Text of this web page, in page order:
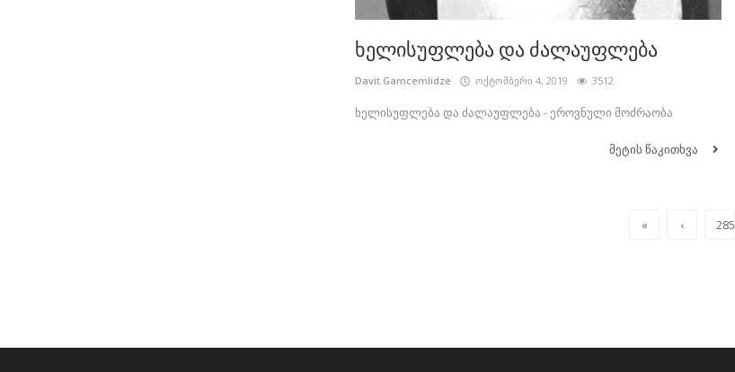
ხელისუფლება და ძალაუფლება
Davit.Gamcemlidze ოქტომბერი 4, 2019 3512
ხელისუფლება და ძალაუფლება - ეროვნული მოძრაობა
მეტის წაკითხვა
« ‹ 285